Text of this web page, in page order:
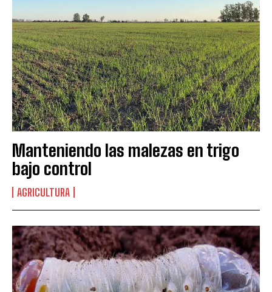
Manteniendo las malezas en trigo
bajo control
AGRICULTURA